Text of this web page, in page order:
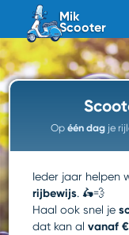
Mik
Scooter
Op één dagje
Ieder jaar helpen
rijbewijs. 🛵💨
Haal ook snel je
dat kan alvanaf